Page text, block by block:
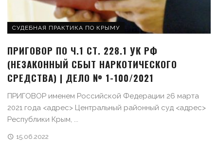
СУДЕБНАЯ ПРАКТИКА ПО КРЫМУ
ПРИГОВОР ПО Ч.1 СТ. 228.1 УК РФ
(НЕЗАКОННЫЙ СБЫТ НАРКОТИЧЕСКОГО
СРЕДСТВА) | ДЕЛО № 1-100/2021
ПРИГОВОР именем Российской Федерации 26 марта
2021 года <адрес> Центральный районный суд <адрес>
Республики Крым, ...
15.06.2022